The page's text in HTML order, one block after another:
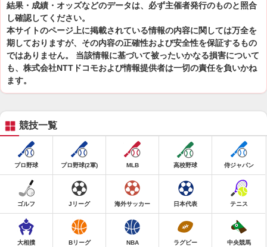
結果・成績・オッズなどのデータは、必ず主催者発行のものと照合
し確認してください。
本サイトのページ上に掲載されている情報の内容に関しては万全を
期しておりますが、その内容の正確性および安全性を保証するもの
ではありません。 当該情報に基づいて被ったいかなる損害について
も、株式会社NTTドコモおよび情報提供者は一切の責任を負いかね
ます。
競技一覧
プロ野球 プロ野球(2軍) MLB 高校野球 侍ジャパン
ゴルフ Jリーグ 海外サッカー 日本代表 テニス
大相撲 Bリーグ NBA ラグビー 中央競馬